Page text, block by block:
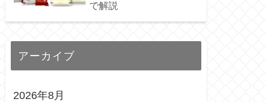
で解説
アーカイブ
2026年8月